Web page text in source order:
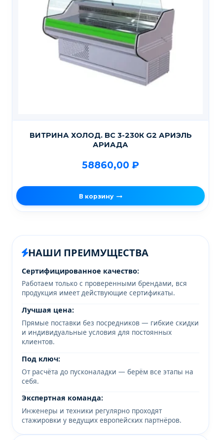
ВИТРИНА ХОЛОД. BC 3-230К G2 АРИЭЛЬ
АРИАДА
58860,00 ₽
В корзину
НАШИ ПРЕИМУЩЕСТВА
Сертифицированное качество:
Работаем только с проверенными брендами, вся
продукция имеет действующие сертификаты.
Лучшая цена:
Прямые поставки без посредников — гибкие скидки
и индивидуальные условия для постоянных
клиентов.
Под ключ:
От расчёта до пусконаладки — берём все этапы на
себя.
Экспертная команда:
Инженеры и техники регулярно проходят
стажировки у ведущих европейских партнёров.